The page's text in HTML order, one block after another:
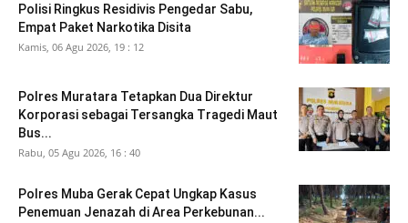
Polisi Ringkus Residivis Pengedar Sabu,
Empat Paket Narkotika Disita
Kamis, 06 Agu 2026, 19 : 12
Polres Muratara Tetapkan Dua Direktur
Korporasi sebagai Tersangka Tragedi Maut
Bus...
Rabu, 05 Agu 2026, 16 : 40
Polres Muba Gerak Cepat Ungkap Kasus
Penemuan Jenazah di Area Perkebunan...